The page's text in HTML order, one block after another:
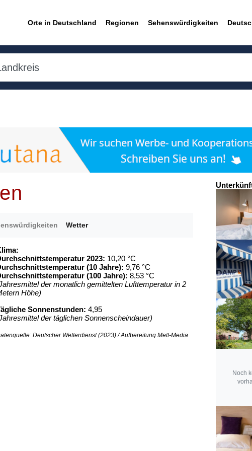
Orte in Deutschland Regionen Sehenswürdigkeiten
Wetter
2023: 10,20 °C
(10 Jahre): 9,76 °C
(100 Jahre): 8,53 °C
der monatlich gemittelten Lufttemperatur in 2
Höhe)
Sonnenstunden: 4,95
der täglichen Sonnenscheindauer)
Deutscher Wetterdienst (2023) / Aufbereitung Mett-Media
Noch